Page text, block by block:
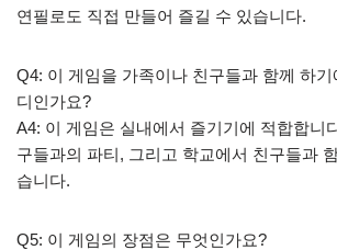
연필로도 직접 만들어 즐길 수 있습니다.
Q4: 이 게임을 가족이나 친구들과 함께 하기
디인가요?
A4: 이 게임은 실내에서 즐기기에 적합합니
구들과의 파티, 그리고 학교에서 친구들과
습니다.
Q5: 이 게임의 장점은 무엇인가요?